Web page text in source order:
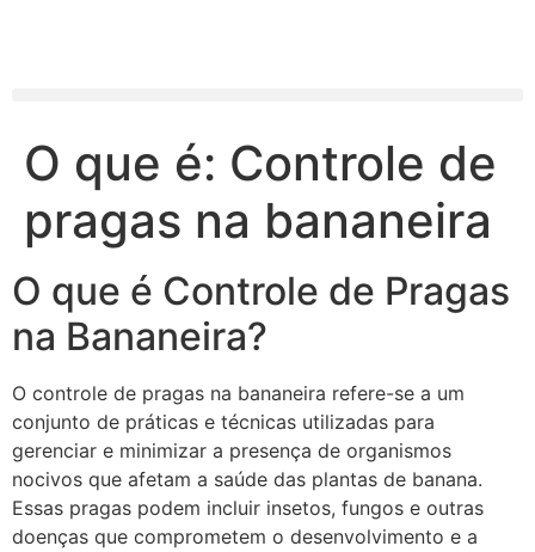
O que é: Controle de
pragas na bananeira
O que é Controle de Pragas
na Bananeira?
O controle de pragas na bananeira refere-se a um
conjunto de práticas e técnicas utilizadas para
gerenciar e minimizar a presença de organismos
nocivos que afetam a saúde das plantas de banana.
Essas pragas podem incluir insetos, fungos e outras
doenças que comprometem o desenvolvimento e a